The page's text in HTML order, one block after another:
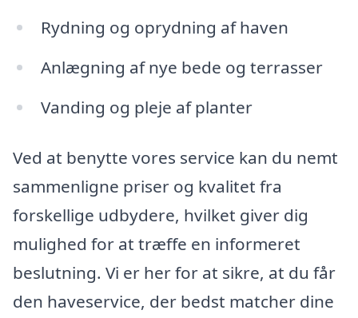
Rydning og oprydning af haven
Anlægning af nye bede og terrasser
Vanding og pleje af planter
Ved at benytte vores service kan du nemt
sammenligne priser og kvalitet fra
forskellige udbydere, hvilket giver dig
mulighed for at træffe en informeret
beslutning. Vi er her for at sikre, at du får
den haveservice, der bedst matcher dine